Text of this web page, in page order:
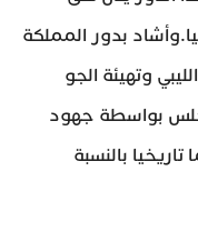
بدور المملكة
وتهيئة الجو
بواسطة جهود
بالنسبة